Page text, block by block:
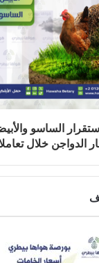
الساسو
الدواجن خلال